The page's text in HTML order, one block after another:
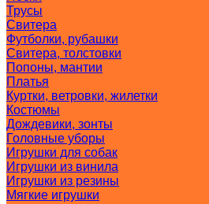
Трусы
Свитера
Футболки, рубашки
Свитера, толстовки
Попоны, мантии
Платья
Куртки, ветровки, жилетки
Костюмы
Дождевики, зонты
Головные уборы
Игрушки для собак
Игрушки из винила
Игрушки из резины
Мягкие игрушки